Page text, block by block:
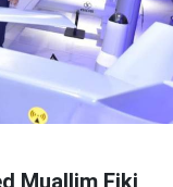
Muallim Fiki